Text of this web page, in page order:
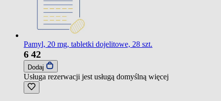
Pamyl, 20 mg, tabletki dojelitowe, 28 szt.
6 42
Dodaj
Usługa rezerwacji jest usługą domyślną więcej